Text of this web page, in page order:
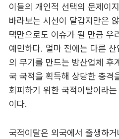
이들의 개인적 선택의 문제이
바라보는 시선이 달갑지만은
택만으로도 이슈가 될 만큼 우
예민하다. 얼마 전에는 다른
의 무기를 만드는 방산업체 후
국 국적을 획득해 상당한 충격
회피하기 위한 국적이탈이라
이다.
국적이탈은 외국에서 출생하